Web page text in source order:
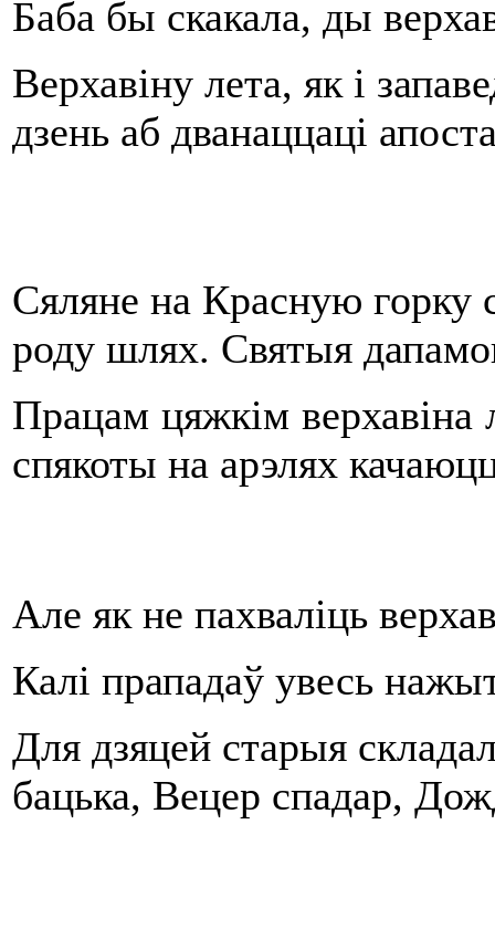
Баба бы скакала, ды
Верхавіну лета, як і
дзень аб дванаццаці
Сяляне на Красную горку
роду шлях. Святыя
Працам цяжкім верхавіна
спякоты на арэлях
Але як не пахваліць
Калі прападаў увесь
Для дзяцей старыя
бацька, Вецер спадар,